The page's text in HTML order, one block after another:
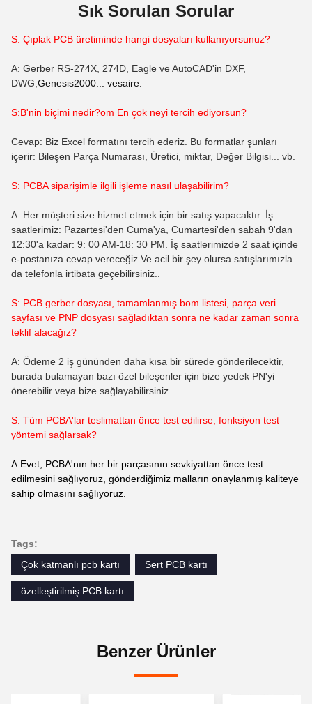
Sık Sorulan Sorular
S: Çıplak PCB üretiminde hangi dosyaları kullanıyorsunuz?
A: Gerber RS-274X, 274D, Eagle ve AutoCAD'in DXF,
DWG, Genesis2000... vesaire.
S:B'nin biçimi nedir?om En çok neyi tercih ediyorsun?
Cevap: Biz Excel formatını tercih ederiz. Bu formatlar şunları
içerir: Bileşen Parça Numarası, Üretici, miktar, Değer Bilgisi... vb.
S: PCBA siparişimle ilgili işleme nasıl ulaşabilirim?
A: Her müşteri size hizmet etmek için bir satış yapacaktır. İş
saatlerimiz: Pazartesi'den Cuma'ya, Cumartesi'den sabah 9'dan
12:30'a kadar: 9: 00 AM-18: 30 PM. İş saatlerimizde 2 saat içinde
e-postanıza cevap vereceğiz.Ve acil bir şey olursa satışlarımızla
da telefonla irtibata geçebilirsiniz..
S: PCB gerber dosyası, tamamlanmış bom listesi, parça veri
sayfası ve PNP dosyası sağladıktan sonra ne kadar zaman sonra
teklif alacağız?
A: Ödeme 2 iş gününden daha kısa bir sürede gönderilecektir,
burada bulamayan bazı özel bileşenler için bize yedek PN'yi
önerebilir veya bize sağlayabilirsiniz.
S: Tüm PCBA'lar teslimattan önce test edilirse, fonksiyon test
yöntemi sağlarsak?
A:Evet, PCBA'nın her bir parçasının sevkiyattan önce test
edilmesini sağlıyoruz, gönderdiğimiz malların onaylanmış kaliteye
sahip olmasını sağlıyoruz.
Tags:
Çok katmanlı pcb kartı
Sert PCB kartı
özelleştirilmiş PCB kartı
Benzer Ürünler